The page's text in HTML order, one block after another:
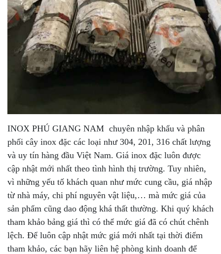
INOX PHÚ GIANG NAM chuyên nhập khẩu và phân
phối cây inox đặc các loại như 304, 201, 316 chất lượng
và uy tín hàng đầu Việt Nam. Giá inox đặc luôn được
cập nhật mới nhất theo tình hình thị trường. Tuy nhiên,
vì những yếu tố khách quan như mức cung cầu, giá nhập
từ nhà máy, chi phí nguyên vật liệu,… mà mức giá của
sản phẩm cũng dao động khá thất thường. Khi quý khách
tham khảo bảng giá thì có thể mức giá đã có chút chênh
lệch. Để luôn cập nhật mức giá mới nhất tại thời điểm
tham khảo, các bạn hãy liên hệ phòng kinh doanh để